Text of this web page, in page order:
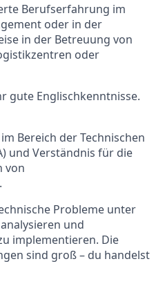
Berufserfahrung im
oder in der
in der Betreuung von
oder
gute Englischkenntnisse.
Bereich der Technischen
und Verständnis für die
von
Probleme unter
und
implementieren. Die
sind groß – du handelst